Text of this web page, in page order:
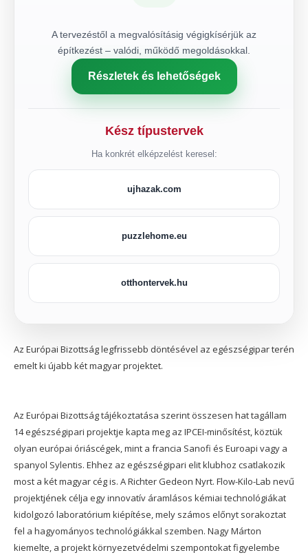
A tervezéstől a megvalósításig végigkísérjük az
építkezést – valódi, működő megoldásokkal.
Részletek és lehetőségek
Kész típustervek
Ha konkrét elképzelést keresel:
ujhazak.com
puzzlehome.eu
otthontervek.hu
Az Európai Bizottság legfrissebb döntésével az egészségipar terén
emelt ki újabb két magyar projektet.
Az Európai Bizottság tájékoztatása szerint összesen hat tagállam
14 egészségipari projektje kapta meg az IPCEI-minősítést, köztük
olyan európai óriáscégek, mint a francia Sanofi és Euroapi vagy a
spanyol Sylentis. Ehhez az egészségipari elit klubhoz csatlakozik
most a két magyar cég is. A Richter Gedeon Nyrt. Flow-Kilo-Lab nevű
projektjének célja egy innovatív áramlásos kémiai technológiákat
kidolgozó laboratórium kiépítése, mely számos előnyt sorakoztat
fel a hagyományos technológiákkal szemben. Nagy Márton
kiemelte, a projekt környezetvédelmi szempontokat figyelembe